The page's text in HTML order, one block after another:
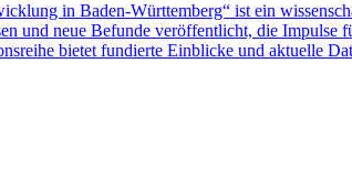
in Baden-Württemberg“ ist ein
und neue Befunde veröffentlicht, die
bietet fundierte Einblicke und aktuelle